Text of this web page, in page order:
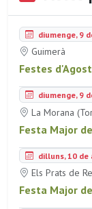
diumenge, 9
Guimerà
Festes
diumenge, 9
La Morana
Festa Major
dilluns, 10 de
Els Prats de
Festa Major